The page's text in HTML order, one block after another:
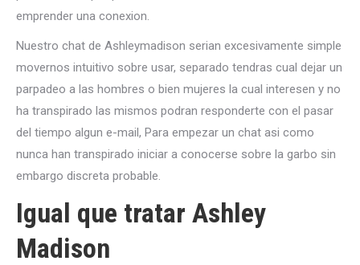
emprender una conexion.
Nuestro chat de Ashleymadison seri­an excesivamente simple
movernos intuitivo sobre usar, separado tendras cual dejar un
parpadeo a las hombres o bien mujeres la cual interesen y no
ha transpirado las mismos podran responderte con el pasar
del tiempo algun e-mail, Para empezar un chat asi­ como
nunca han transpirado iniciar a conocerse sobre la garbo sin
embargo discreta probable.
Igual que tratar Ashley
Madison